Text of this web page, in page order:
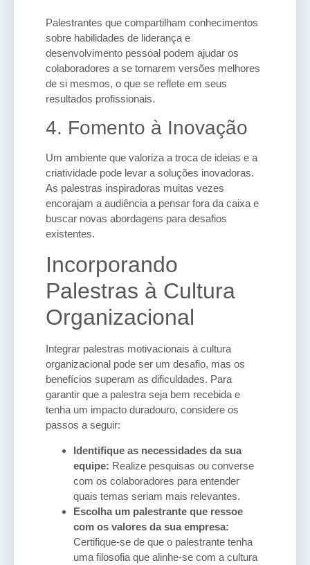
Palestrantes que compartilham conhecimentos
sobre habilidades de liderança e
desenvolvimento pessoal podem ajudar os
colaboradores a se tornarem versões melhores
de si mesmos, o que se reflete em seus
resultados profissionais.
4. Fomento à Inovação
Um ambiente que valoriza a troca de ideias e a
criatividade pode levar a soluções inovadoras.
As palestras inspiradoras muitas vezes
encorajam a audiência a pensar fora da caixa e
buscar novas abordagens para desafios
existentes.
Incorporando
Palestras à Cultura
Organizacional
Integrar palestras motivacionais à cultura
organizacional pode ser um desafio, mas os
benefícios superam as dificuldades. Para
garantir que a palestra seja bem recebida e
tenha um impacto duradouro, considere os
passos a seguir:
Identifique as necessidades da sua
equipe: Realize pesquisas ou converse
com os colaboradores para entender
quais temas seriam mais relevantes.
Escolha um palestrante que ressoe
com os valores da sua empresa:
Certifique-se de que o palestrante tenha
uma filosofia que alinhe-se com a cultura